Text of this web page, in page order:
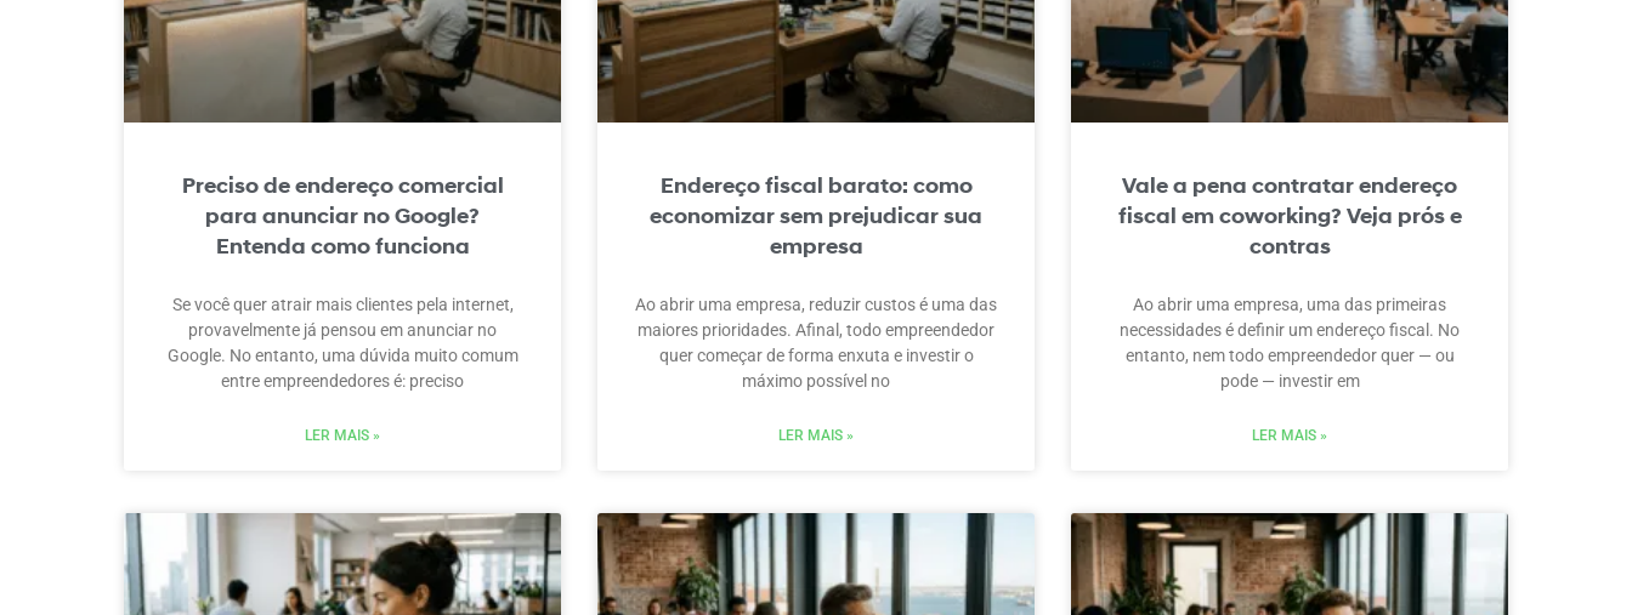
Preciso de endereço comercial
para anunciar no Google?
Entenda como funciona
Se você quer atrair mais clientes pela internet,
provavelmente já pensou em anunciar no
Google. No entanto, uma dúvida muito comum
entre empreendedores é: preciso
LER MAIS »
Endereço fiscal barato: como
economizar sem prejudicar sua
empresa
Ao abrir uma empresa, reduzir custos é uma das
maiores prioridades. Afinal, todo empreendedor
quer começar de forma enxuta e investir o
máximo possível no
LER MAIS »
Vale a pena contratar endereço
fiscal em coworking? Veja prós e
contras
Ao abrir uma empresa, uma das primeiras
necessidades é definir um endereço fiscal. No
entanto, nem todo empreendedor quer — ou
pode — investir em
LER MAIS »